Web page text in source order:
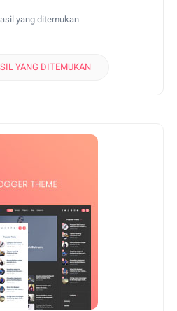
yang ditemukan
YANG DITEMUKAN